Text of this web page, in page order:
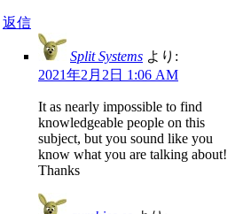
返信
Split Systems より:
2021年2月2日 1:06 AM
It as nearly impossible to find
knowledgeable people on this
subject, but you sound like you
know what you are talking about!
Thanks